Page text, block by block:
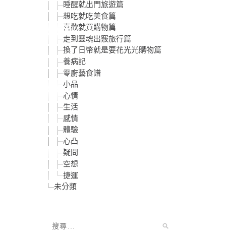
睡醒就出門旅遊篇
想吃就吃美食篇
喜歡就買購物篇
走到靈魂出竅旅行篇
換了日幣就是要花光光購物篇
養病記
零廚藝食譜
小品
心情
生活
感情
體驗
心凸
疑問
空想
捷運
未分類